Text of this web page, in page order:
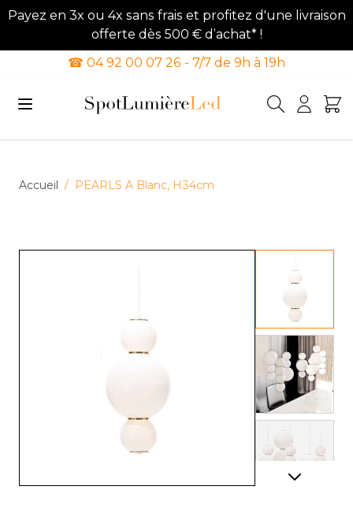
Payez en 3x ou 4x sans frais et profitez d'une livraison
offerte dès 500 € d’achat* !
☎ 04 92 00 07 26 - 7/7 de 9h à 19h
Accueil / PEARLS A Blanc, H34cm
View